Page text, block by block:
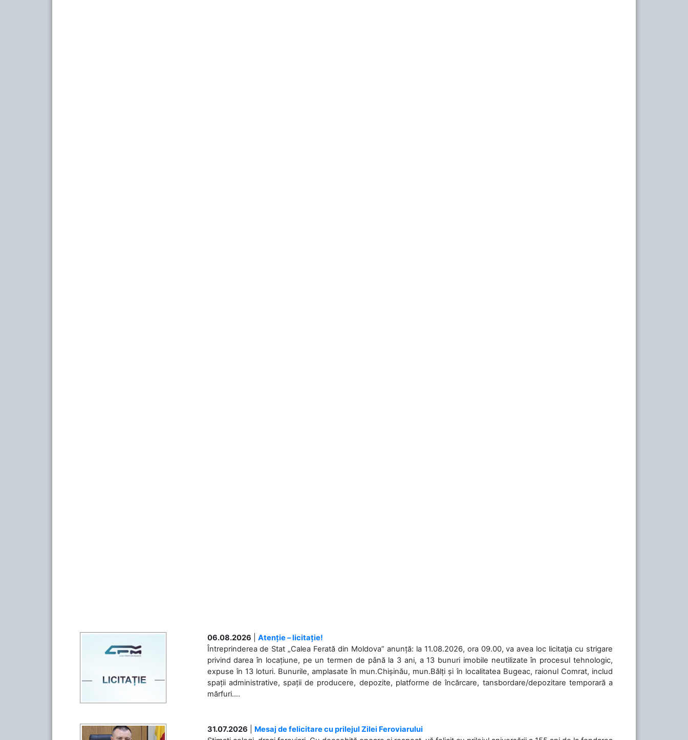
06.08.2026
Atenție – licitație!
Întreprinderea de Stat „Calea Ferată din Moldova” anunță: la 11.08.2026, ora 09.00, va avea loc licitaţia cu strigare
privind darea în locațiune, pe un termen de până la 3 ani, a 13 bunuri imobile neutilizate în procesul tehnologic,
expuse în 13 loturi. Bunurile, amplasate în mun.Chișinău, mun.Bălți și în localitatea Bugeac, raionul Comrat, includ
spații administrative, spații de producere, depozite, platforme de încărcare, tansbordare/depozitare temporară a
mărfuri....
31.07.2026
Mesaj de felicitare cu prilejul Zilei Feroviarului